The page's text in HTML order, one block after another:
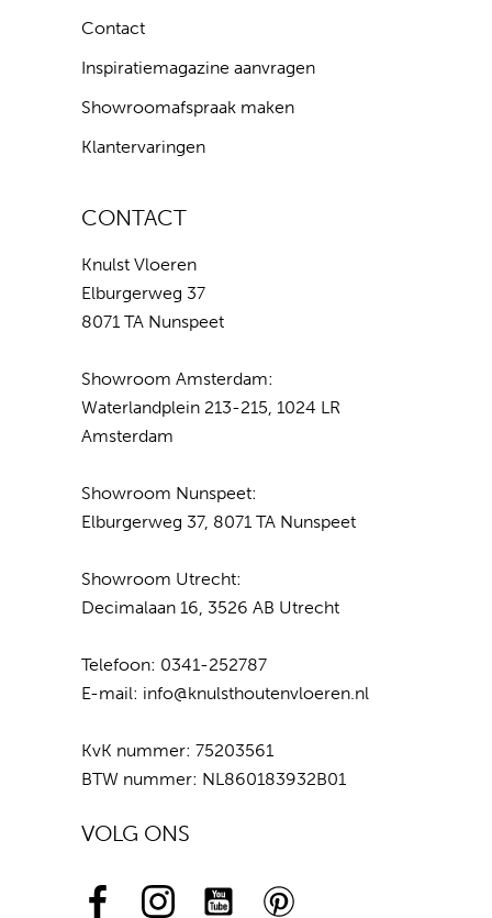
Contact
Inspiratiemagazine aanvragen
Showroomafspraak maken
Klantervaringen
CONTACT
Knulst Vloeren
Elburgerweg 37
8071 TA Nunspeet
Showroom Amsterdam:
Waterlandplein 213-215, 1024 LR
Amsterdam
Showroom Nunspeet:
Elburgerweg 37, 8071 TA Nunspeet
Showroom Utrecht:
Decimalaan 16, 3526 AB Utrecht
Telefoon: 0341-252787
E-mail: info@knulsthoutenvloeren.nl
KvK nummer: 75203561
BTW nummer: NL860183932B01
VOLG ONS